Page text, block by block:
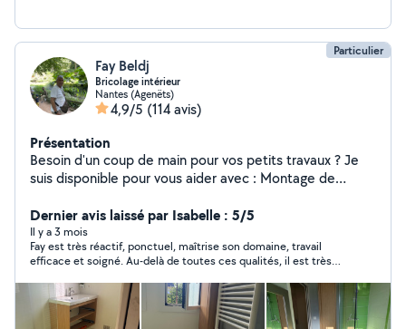
Particulier
Fay Beldj
Bricolage intérieur
Nantes (Agenëts)
4,9/5 (114 avis)
Présentation
Besoin d'un coup de main pour vos petits travaux ? Je
suis disponible pour vous aider avec : Montage de
portemanteaux Pose et recherche de luminaires
Changement de prises et petits dépannages
électriques Peinture et retouches murales Rebouchage
de trous et finitions propres Travail soigné Réactif Prix
abordables Contactez-moi, je serai ravi de vous aider à
embellir et simplifier votre intérieur !
Dernier avis laissé par Isabelle : 5/5
Il y a 3 mois
Fay est très réactif, ponctuel, maîtrise son domaine, travail
efficace et soigné. Au-delà de toutes ces qualités, il est très
votre demande, je le recommande vivement et ne manquerait
pas de faire appel à nouveau à ses services.